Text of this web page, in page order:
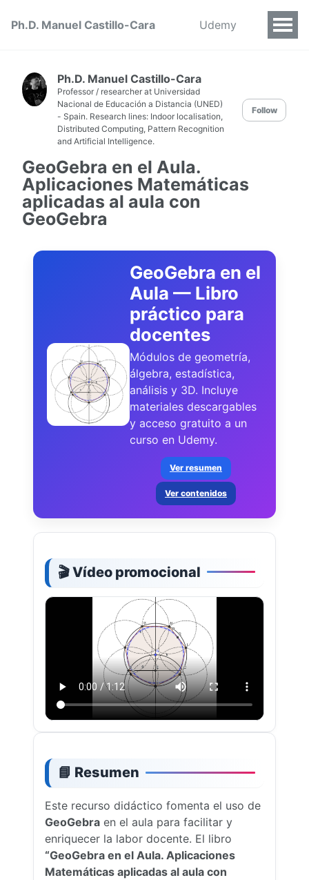
Ph.D. Manuel Castillo-Cara Udemy
Ph.D. Manuel Castillo-Cara
Professor / researcher at Universidad
Nacional de Educación a Distancia (UNED)
- Spain. Research lines: Indoor localisation,
Distributed Computing, Pattern Recognition
and Artificial Intelligence.
Follow
GeoGebra en el Aula.
Aplicaciones Matemáticas
aplicadas al aula con
GeoGebra
GeoGebra en el
Aula — Libro
práctico para
docentes
Módulos de geometría,
álgebra, estadística,
análisis y 3D. Incluye
materiales descargables
y acceso gratuito a un
curso en Udemy.
Ver resumen
Ver contenidos
🎬 Vídeo promocional
📘 Resumen
Este recurso didáctico fomenta el uso de
GeoGebra en el aula para facilitar y
enriquecer la labor docente. El libro
“GeoGebra en el Aula. Aplicaciones
Matemáticas aplicadas al aula con